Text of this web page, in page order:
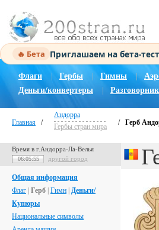
🔥 Бета Приглашаем на бета-
Флаги Гербы Гимны |
Деньги/конвертеры
Главная /
Андорра
Гербы стран мира
/ Герб
Время в г.Андорра-Ла-Велья
06:05:55 другой город
Общая информация
Флаг Герб Гимн Деньги/
Купюры
Национальные символы